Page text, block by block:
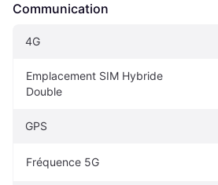
Communication
4G
Emplacement SIM Hybride
Double
GPS
Fréquence 5G